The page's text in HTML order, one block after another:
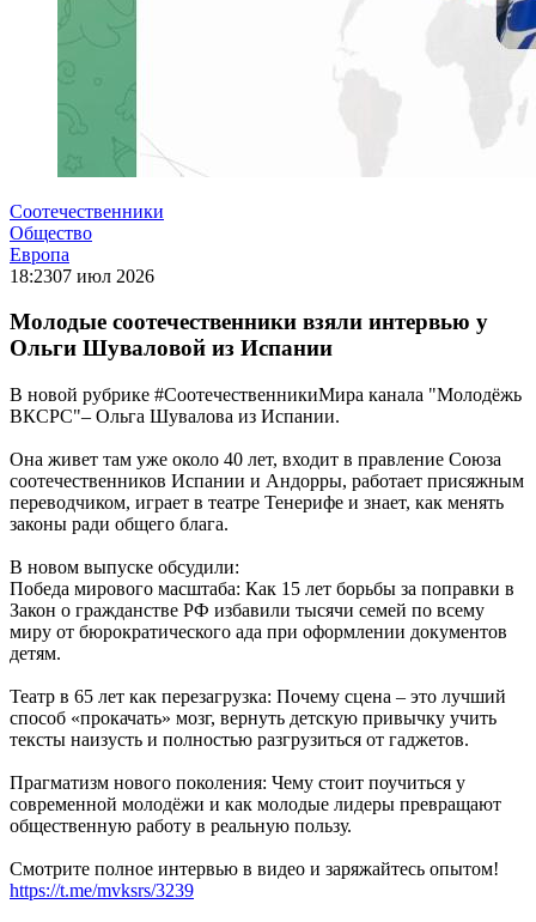
Соотечественники
Общество
Европа
18:2307 июл 2026
Молодые соотечественники взяли интервью у
Ольги Шуваловой из Испании
В новой рубрике #СоотечественникиМира канала "Молодёжь
ВКСРС"– Ольга Шувалова из Испании.
Она живет там уже около 40 лет, входит в правление Союза
соотечественников Испании и Андорры, работает присяжным
переводчиком, играет в театре Тенерифе и знает, как менять
законы ради общего блага.
В новом выпуске обсудили:
Победа мирового масштаба: Как 15 лет борьбы за поправки в
Закон о гражданстве РФ избавили тысячи семей по всему
миру от бюрократического ада при оформлении документов
детям.
Театр в 65 лет как перезагрузка: Почему сцена – это лучший
способ «прокачать» мозг, вернуть детскую привычку учить
тексты наизусть и полностью разгрузиться от гаджетов.
Прагматизм нового поколения: Чему стоит поучиться у
современной молодёжи и как молодые лидеры превращают
общественную работу в реальную пользу.
Смотрите полное интервью в видео и заряжайтесь опытом!
https://t.me/mvksrs/3239